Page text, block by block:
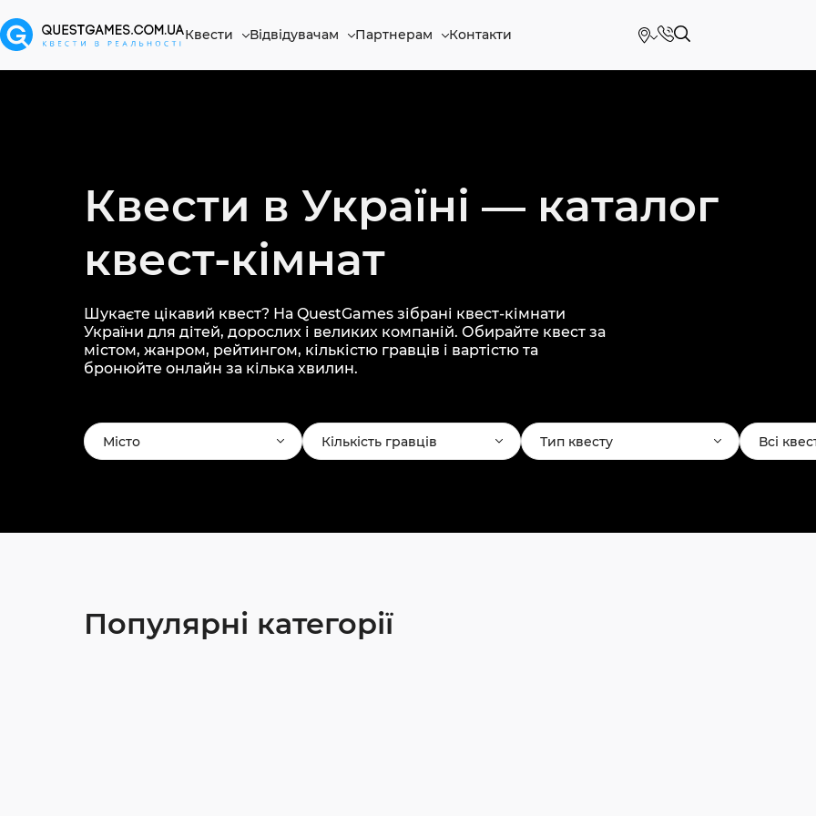
Квести Відвідувачам Партнерам Контакти
Квести в Україні — каталог
квест-кімнат
Шукаєте цікавий квест? На QuestGames зібрані квест-кімнати
України для дітей, дорослих і великих компаній. Обирайте квест за
містом, жанром, рейтингом, кількістю гравців і вартістю та
бронюйте онлайн за кілька хвилин.
Місто Кількість гравців Тип квесту Всі
Популярні категорії